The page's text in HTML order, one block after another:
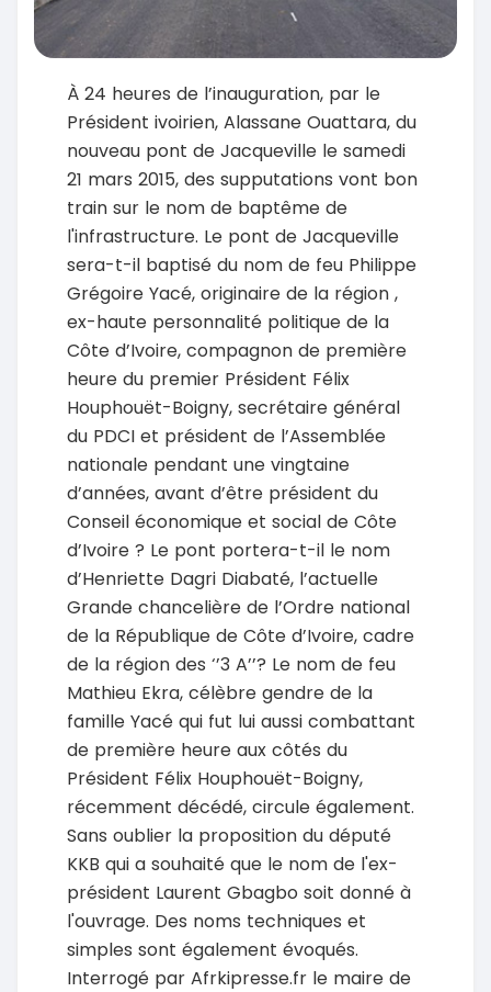
À 24 heures de l’inauguration, par le
Président ivoirien, Alassane Ouattara, du
nouveau pont de Jacqueville le samedi
21 mars 2015, des supputations vont bon
train sur le nom de baptême de
l'infrastructure. Le pont de Jacqueville
sera-t-il baptisé du nom de feu Philippe
Grégoire Yacé, originaire de la région ,
ex-haute personnalité politique de la
Côte d’Ivoire, compagnon de première
heure du premier Président Félix
Houphouët-Boigny, secrétaire général
du PDCI et président de l’Assemblée
nationale pendant une vingtaine
d’années, avant d’être président du
Conseil économique et social de Côte
d’Ivoire ? Le pont portera-t-il le nom
d’Henriette Dagri Diabaté, l’actuelle
Grande chancelière de l’Ordre national
de la République de Côte d’Ivoire, cadre
de la région des ‘’3 A’’? Le nom de feu
Mathieu Ekra, célèbre gendre de la
famille Yacé qui fut lui aussi combattant
de première heure aux côtés du
Président Félix Houphouët-Boigny,
récemment décédé, circule également.
Sans oublier la proposition du député
KKB qui a souhaité que le nom de l'ex-
président Laurent Gbagbo soit donné à
l'ouvrage. Des noms techniques et
simples sont également évoqués.
Interrogé par Afrkipresse.fr le maire de